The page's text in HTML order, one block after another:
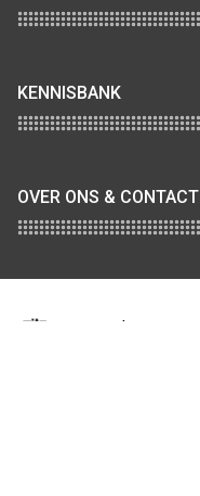
KENNISBANK
OVER ONS & CONTACT